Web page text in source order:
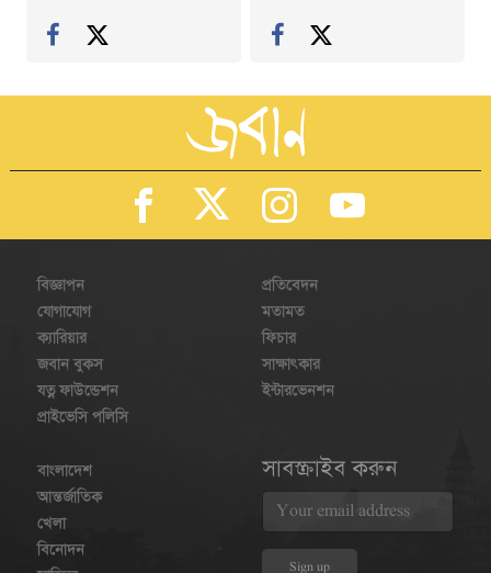
বিজ্ঞাপন
যোগাযোগ
ক্যারিয়ার
জবান বুকস
যত্ন ফাউন্ডেশন
প্রাইভেসি পলিসি
প্রতিবেদন
মতামত
ফিচার
সাক্ষাৎকার
ইন্টারভেনশন
বাংলাদেশ
আন্তর্জাতিক
খেলা
বিনোদন
সাবস্ক্রাইব করুন